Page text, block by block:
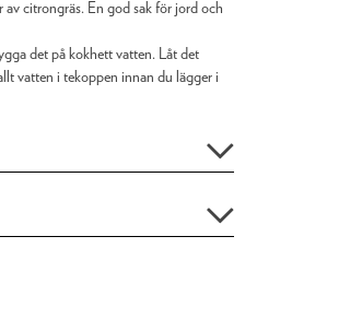
citrongräs. En god sak för jord och
det på kokhett vatten. Låt det
vatten i tekoppen innan du lägger i